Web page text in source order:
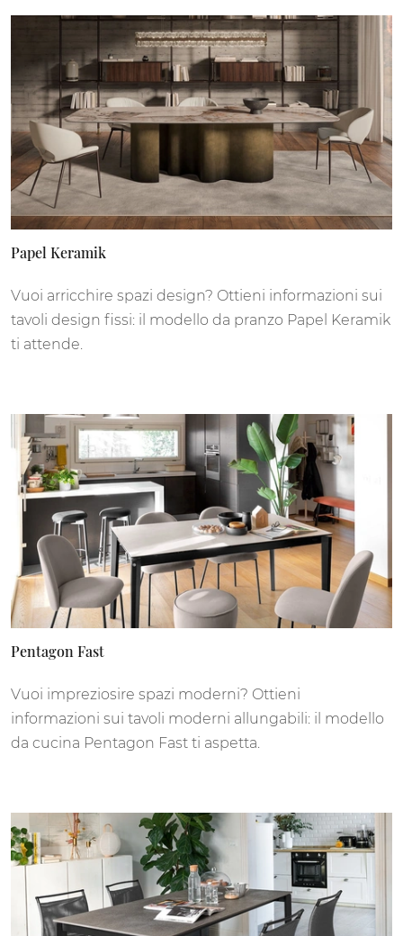
Papel Keramik
Vuoi arricchire spazi design? Ottieni informazioni sui
tavoli design fissi: il modello da pranzo Papel Keramik
ti attende.
Pentagon Fast
Vuoi impreziosire spazi moderni? Ottieni
informazioni sui tavoli moderni allungabili: il modello
da cucina Pentagon Fast ti aspetta.